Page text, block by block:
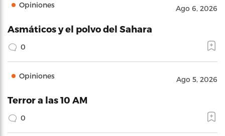
Opiniones Ago 6, 2026
Asmáticos y el polvo del Sahara
0
Opiniones Ago 5, 2026
Terror a las 10 AM
0